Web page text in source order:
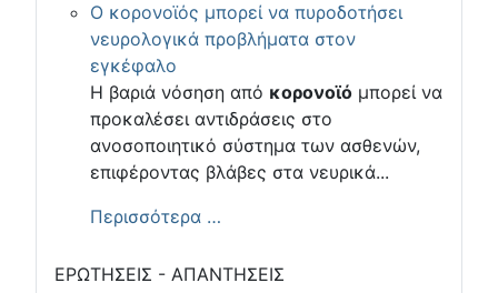
Ο κορονοϊός μπορεί να πυροδοτήσει
νευρολογικά προβλήματα στον
εγκέφαλο
Η βαριά νόσηση από κορονοϊό μπορεί να
προκαλέσει αντιδράσεις στο
ανοσοποιητικό σύστημα των ασθενών,
επιφέροντας βλάβες στα νευρικά...
Περισσότερα …
ΕΡΩΤΗΣΕΙΣ - ΑΠΑΝΤΗΣΕΙΣ